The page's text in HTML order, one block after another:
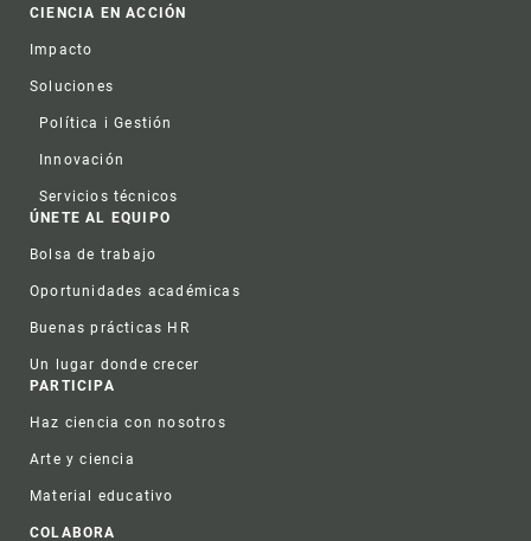
CIENCIA EN ACCIÓN
Impacto
Soluciones
Política i Gestión
Innovación
Servicios técnicos
ÚNETE AL EQUIPO
Bolsa de trabajo
Oportunidades académicas
Buenas prácticas HR
Un lugar donde crecer
PARTICIPA
Haz ciencia con nosotros
Arte y ciencia
Material educativo
COLABORA